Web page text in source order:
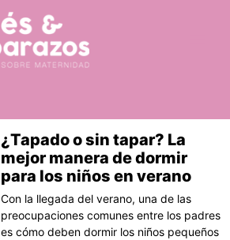
¿Tapado o sin tapar? La
mejor manera de dormir
para los niños en verano
Con la llegada del verano, una de las
preocupaciones comunes entre los padres
es cómo deben dormir los niños pequeños
Página
PáginaPáginaPáginaPágina